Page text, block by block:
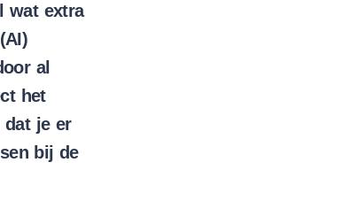
wat extra
al
het
dat je er
bij de